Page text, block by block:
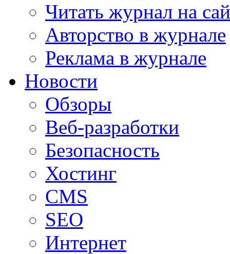
Читать журнал на
Авторство в журнале
Реклама в журнале
Новости
Обзоры
Веб-разработки
Безопасность
Хостинг
CMS
SEO
Интернет